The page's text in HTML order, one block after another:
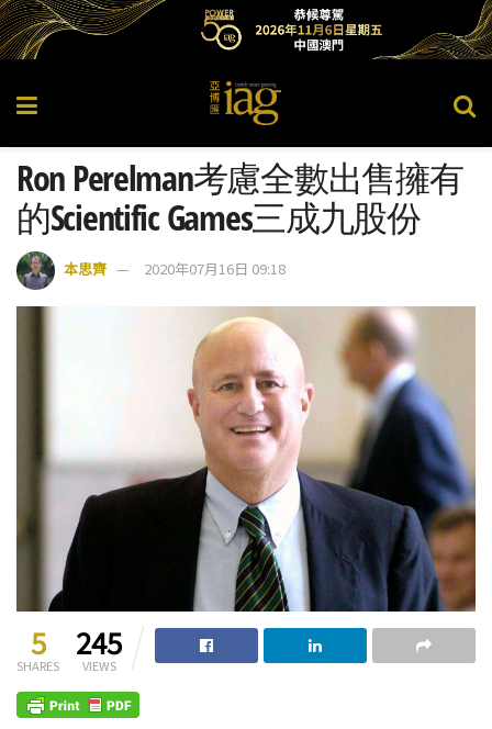
Ron Perelman考慮全數出售擁有
的Scientific Games三成九股份
本思齊 2020年07月16日 09:18
5
SHARES
245
VIEWS